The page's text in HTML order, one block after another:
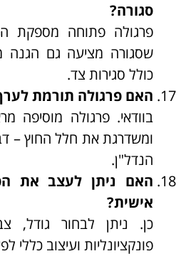
סגורה?
פרגולה פתוחה מספקת
שסגורה מציעה גם הגנה
כולל סגירות צד.
האם פרגולה תורמת
בוודאי. פרגולה מוסיפה
ומשדרגת את חלל החוץ –
הנדל"ן.
האם ניתן לעצב את
אישית?
כן. ניתן לבחור גודל,
פונקציונליות ועיצוב כללי